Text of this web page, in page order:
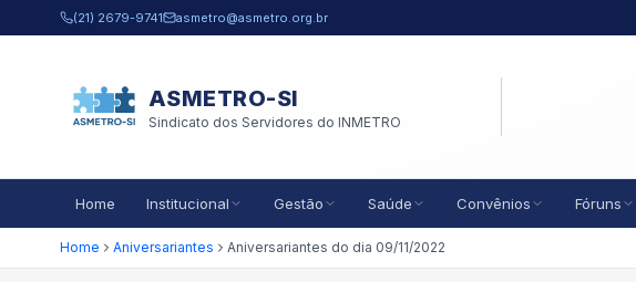
Pular para o conteúdo principal
(21) 2679-9741 asmetro@asmetro.org.br
ASMETRO-SI
Sindicato dos Servidores do INMETRO
Home Institucional Gestão Saúde Convênios Fóruns
Home Aniversariantes Aniversariantes do dia 09/11/2022